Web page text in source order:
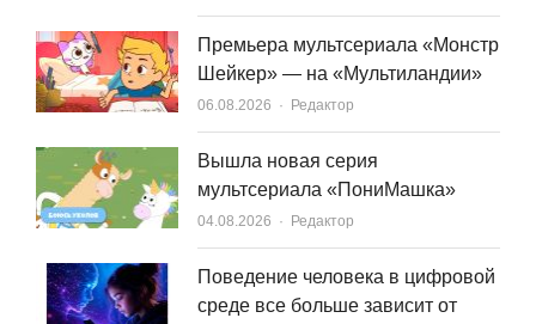
Премьера мультсериала «Монстр
Шейкер» — на «Мультиландии»
06.08.2026 Author
Редактор
Вышла новая серия
мультсериала «ПониМашка»
04.08.2026 Author
Редактор
Поведение человека в цифровой
среде все больше зависит от